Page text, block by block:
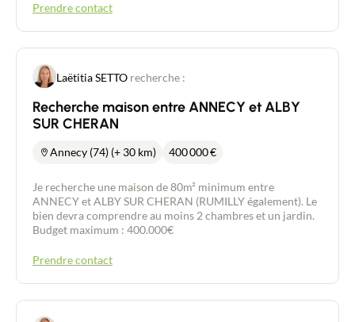
Prendre contact
Laëtitia SETTO recherche :
Recherche maison entre ANNECY et ALBY
SUR CHERAN
Annecy (74) (+ 30 km) 400 000€
Je recherche une maison de 80m² minimum entre
ANNECY et ALBY SUR CHERAN (RUMILLY également). Le
bien devra comprendre au moins 2 chambres et un jardin.
Budget maximum : 400.000€
Prendre contact